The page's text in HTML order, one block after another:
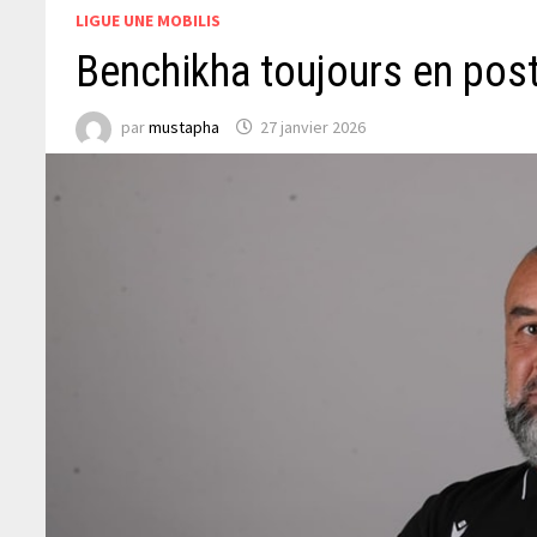
LIGUE UNE MOBILIS
Benchikha toujours en
parmustapha 27 janvier 2026